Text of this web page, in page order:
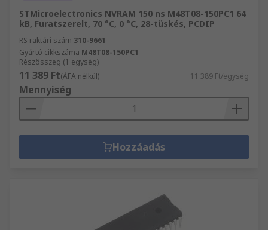
STMicroelectronics NVRAM 150 ns M48T08-150PC1 64
kB, Furatszerelt, 70 °C, 0 °C, 28-tüskés, PCDIP
RS raktári szám 310-9661
Gyártó cikkszáma M48T08-150PC1
Részösszeg (1 egység)
11 389 Ft(ÁFA nélkül) 11 389 Ft/egység
Mennyiség
Hozzáadás